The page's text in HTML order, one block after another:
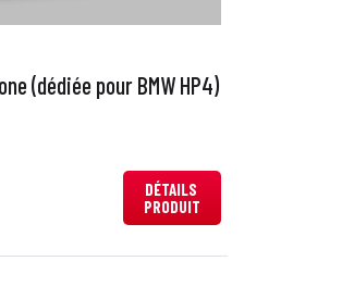
(dédiée pour BMW HP4)
DÉTAILS
PRODUIT